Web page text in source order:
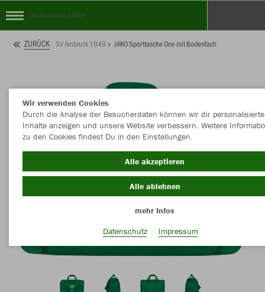
SV Arnbruck 1949
ZURÜCK SV Arnbruck 1949 JAKO Sporttasche One mit Bodenfach
Wir verwenden Cookies
Durch die Analyse der Besucherdaten können wir dir personalisierte
Inhalte anzeigen und unsere Website verbessern. Weitere
zu den Cookies findest Du in den Einstellungen.
Alle akzeptieren
Alle ablehnen
mehr Infos
Datenschutz
Impressum